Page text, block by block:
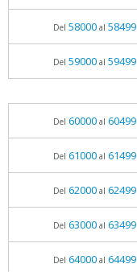
Del 58000al 58499
Del 59000al 59499
Del 60000al 60499
Del 61000al 61499
Del 62000al 62499
Del 63000al 63499
Del 64000al 64499